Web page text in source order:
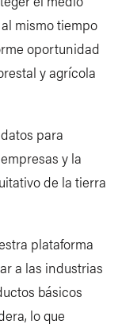
mismo tiempo
oportunidad
y agrícola
para
y la
de la tierra
plataforma
a las industrias
básicos
lo que